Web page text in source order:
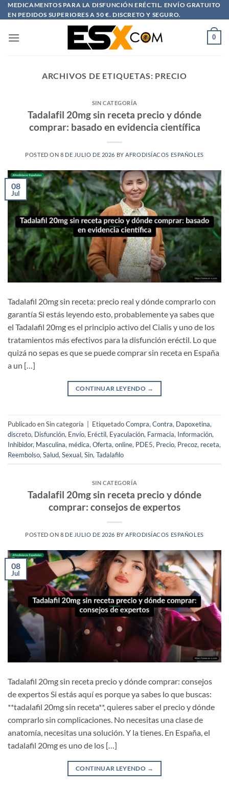
Saltar
al
MEDICAMENTOS PARA LA DISFUNCIÓN ERÉCTIL. ENVÍO GRATUITO
EN PEDIDOS SUPERIORES A 50 €. DISCRETO Y SEGURO.
0
ARCHIVOS DE ETIQUETAS: PRECIO
SIN CATEGORÍA
Tadalafil 20mg sin receta precio y dónde
comprar: basado en evidencia científica
POSTED ON 8 DE JULIO DE 2026 BY AFRODISÍACOS ESPAÑOLES
08
Jul
Tadalafil 20mg sin receta: precio real y dónde comprarlo con
garantía Si estás leyendo esto, probablemente ya sabes que
el Tadalafil 20mg es el principio activo del Cialis y uno de los
tratamientos más efectivos para la disfunción eréctil. Lo que
quizá no sepas es que se puede comprar sin receta en España
a un […]
CONTINUAR LEYENDO →
Publicado en Sin categoría EtiquetadoCompra, Contra, Dapoxetina,
discreto, Disfunción, Envío, Eréctil, Eyaculación, Farmacia, Información,
Inhibidor, Masculina, médica, Oferta, online, PDE5, Precio, Precoz, receta,
Reembolso, Salud, Sexual, Sin, Tadalafilo
SIN CATEGORÍA
Tadalafil 20mg sin receta precio y dónde
comprar: consejos de expertos
POSTED ON 8 DE JULIO DE 2026 BYAFRODISÍACOS ESPAÑOLES
08
Jul
Tadalafil 20mg sin receta precio y dónde comprar: consejos
de expertos Si estás aquí es porque ya sabes lo que buscas:
**tadalafil 20mg sin receta**, quieres saber el precio y dónde
comprarlo sin complicaciones. No necesitas una clase de
anatomía, necesitas una solución. Y la tienes. En España, el
tadalafil 20mg es uno de los […]
CONTINUAR LEYENDO →